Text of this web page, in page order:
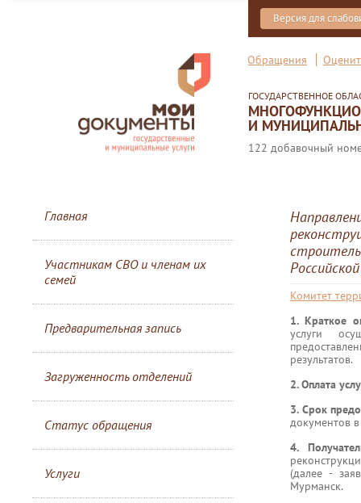
Версия для
Обращения
ГОСУДАРСТВЕННОЕ
И
122 добавочный
Главная
Участникам СВО и членам их
семей
Предварительная запись
Загруженность отделений
Статус обращения
Услуги
Комитет
1. Краткое
услуги
результатов.
2. Оплата
3. Срок
документов
4.
(далее -
Мурманск.